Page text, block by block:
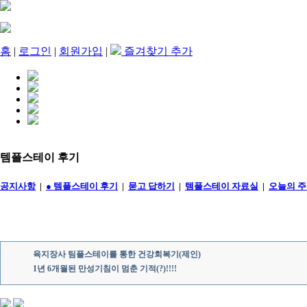
홈 | 로그인 | 회원가입 | 즐겨찾기 추가
템플스테이 후기
공지사항| ● 템플스테이 후기 | 묻고 답하기 | 템플스테이 자료실 | 오늘의
육지장사 팀플스테이를 통한 건강회복기(제인)
1년 6개월된 만성기침이 멈춘 기적(?)!!!!